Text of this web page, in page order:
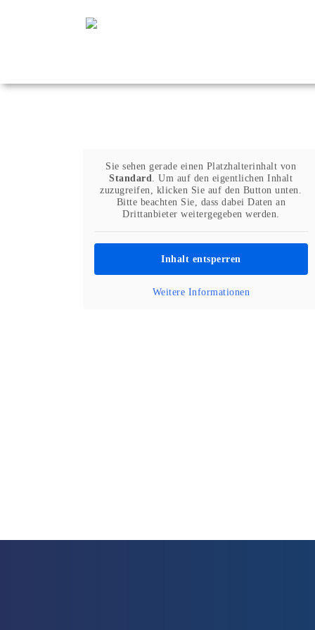
Sie sehen gerade einen Platzhalterinhalt von
Standard . Um auf den eigentlichen Inhalt
zuzugreifen, klicken Sie auf den Button unten.
Bitte beachten Sie, dass dabei Daten an
Drittanbieter weitergegeben werden.
Inhalt entsperren
Weitere Informationen